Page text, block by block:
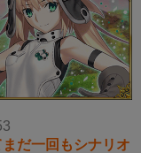
だ一回もシナリオ